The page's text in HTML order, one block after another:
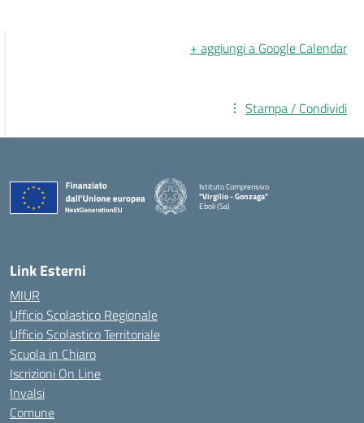
+ aggiungi a Google Calendar
Stampa / Condividi
Istituto Comprensivo
"Virgilio - Gonzaga"
Eboli (Sa)
Link Esterni
MIUR
Ufficio Scolastico Regionale
Ufficio Scolastico Territoriale
Scuola in Chiaro
Iscrizioni On Line
Invalsi
Comune